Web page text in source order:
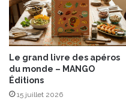
t
e
d
S
a
v
Le grand livre des apéros
du monde – MANGO
Éditions
15 juillet 2026